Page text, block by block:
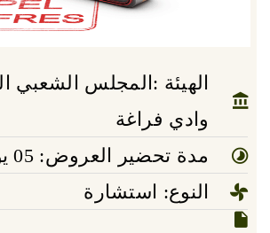
الهيئة :المجلس الشعبي
وادي فراغة
مدة تحضير العروض: 05 يوما
النوع: استشارة